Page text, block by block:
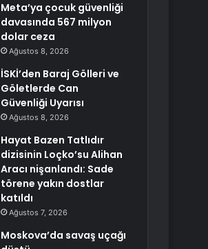
Meta’ya çocuk güvenliği
davasında 567 milyon
dolar ceza
Ağustos 8, 2026
İSKİ’den Baraj Gölleri ve
Göletlerde Can
Güvenliği Uyarısı
Ağustos 8, 2026
Hayat Bazen Tatlıdır
dizisinin Loçko’su Alihan
Aracı nişanlandı: Sade
törene yakın dostlar
katıldı
Ağustos 7, 2026
Moskova’da savaş uçağı